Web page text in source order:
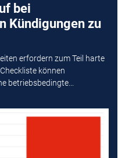
bei
Kündigungen zu
erfordern zum Teil harte
können
betriebsbedingte...